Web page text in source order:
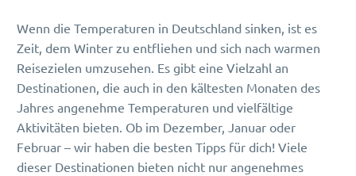
Wenn die Temperaturen in Deutschland sinken, ist es
Zeit, dem Winter zu entfliehen und sich nach warmen
Reisezielen umzusehen. Es gibt eine Vielzahl an
Destinationen, die auch in den kältesten Monaten des
Jahres angenehme Temperaturen und vielfältige
Aktivitäten bieten. Ob im Dezember, Januar oder
Februar – wir haben die besten Tipps für dich! Viele
dieser Destinationen bieten nicht nur angenehmes